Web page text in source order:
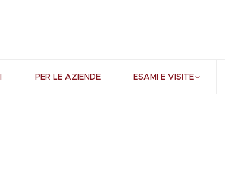
PER LE AZIENDE ESAMI E VISITE